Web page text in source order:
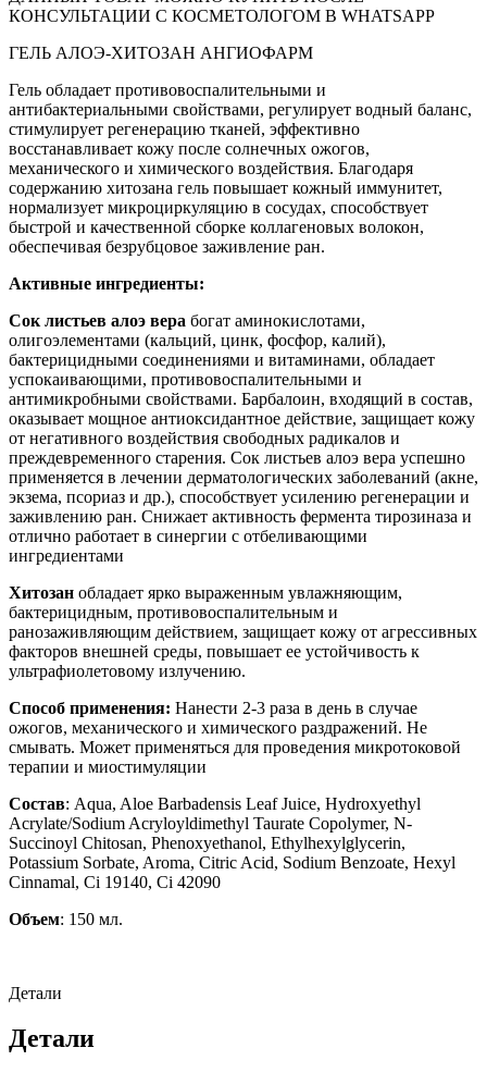
КОНСУЛЬТАЦИИ С КОСМЕТОЛОГОМ В WHATSAPP
ГЕЛЬ АЛОЭ-ХИТОЗАН АНГИОФАРМ
Гель обладает противовоспалительными и
антибактериальными свойствами, регулирует водный баланс,
стимулирует регенерацию тканей, эффективно
восстанавливает кожу после солнечных ожогов,
механического и химического воздействия. Благодаря
содержанию хитозана гель повышает кожный иммунитет,
нормализует микроциркуляцию в сосудах, способствует
быстрой и качественной сборке коллагеновых волокон,
обеспечивая безрубцовое заживление ран.
Активные ингредиенты:
Сок листьев алоэ вера богат аминокислотами,
олигоэлементами (кальций, цинк, фосфор, калий),
бактерицидными соединениями и витаминами, обладает
успокаивающими, противовоспалительными и
антимикробными свойствами. Барбалоин, входящий в состав,
оказывает мощное антиоксидантное действие, защищает кожу
от негативного воздействия свободных радикалов и
преждевременного старения. Сок листьев алоэ вера успешно
применяется в лечении дерматологических заболеваний (акне,
экзема, псориаз и др.), способствует усилению регенерации и
заживлению ран. Снижает активность фермента тирозиназа и
отлично работает в синергии с отбеливающими
ингредиентами
Хитозан обладает ярко выраженным увлажняющим,
бактерицидным, противовоспалительным и
ранозаживляющим действием, защищает кожу от агрессивных
факторов внешней среды, повышает ее устойчивость к
ультрафиолетовому излучению.
Способ применения: Нанести 2-3 раза в день в случае
ожогов, механического и химического раздражений. Не
смывать. Может применяться для проведения микротоковой
терапии и миостимуляции
Состав: Aqua, Aloe Barbadensis Leaf Juice, Hydroxyethyl
Acrylate/Sodium Acryloyldimethyl Taurate Copolymer, N-
Succinoyl Chitosan, Phenoxyethanol, Ethylhexylglycerin,
Potassium Sorbate, Aroma, Citric Acid, Sodium Benzoate, Hexyl
Cinnamal, Ci 19140, Ci 42090
Объем: 150 мл.
Детали
Детали